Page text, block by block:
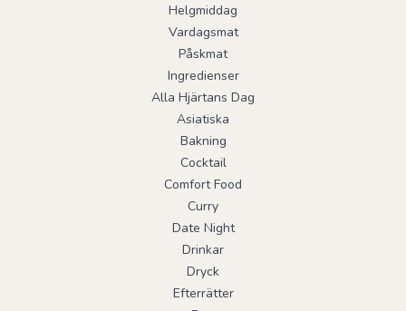
Helgmiddag
Vardagsmat
Påskmat
Ingredienser
Alla Hjärtans Dag
Asiatiska
Bakning
Cocktail
Comfort Food
Curry
Date Night
Drinkar
Dryck
Efterrätter